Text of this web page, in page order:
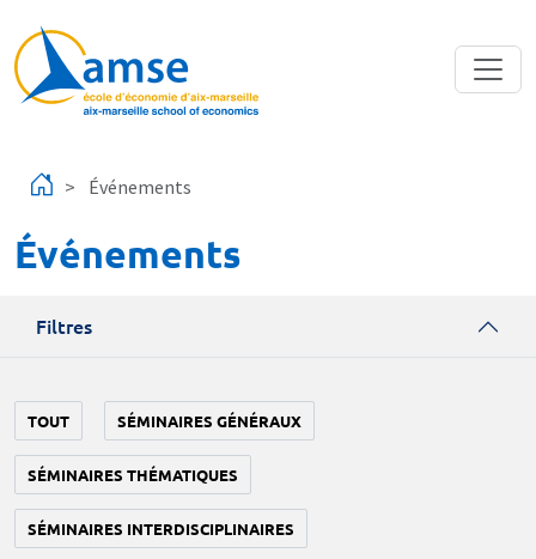
Événements
Événements
Filtres
TOUT SÉMINAIRES GÉNÉRAUX
SÉMINAIRES THÉMATIQUES
SÉMINAIRES INTERDISCIPLINAIRES